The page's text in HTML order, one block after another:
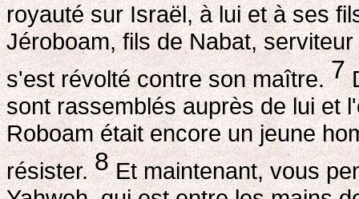
royauté sur Israël, à lui et à ses
Jéroboam, fils de Nabat,
s'est révolté contre son maître.7
sont rassemblés auprès de lui et
Roboam était encore un jeune
résister.8Et maintenant, vous